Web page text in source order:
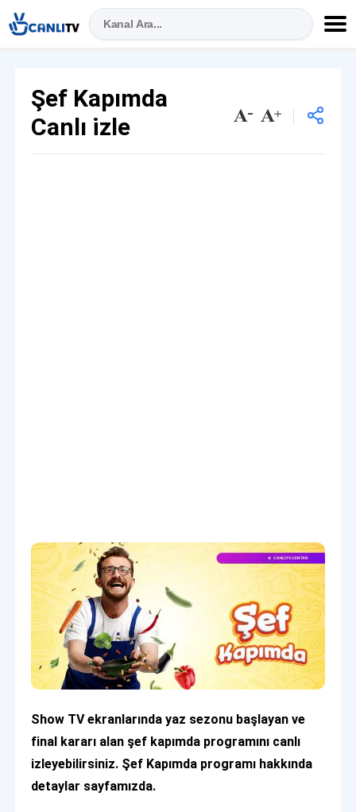
Şef Kapımda
Canlı izle
Show TV ekranlarında yaz sezonu başlayan ve
final kararı alan şef kapımda programını canlı
izleyebilirsiniz. Şef Kapımda programı hakkında
detaylar sayfamızda.